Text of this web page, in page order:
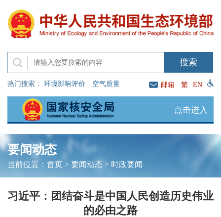
热门搜索： 环境影响评价 空气质量 邮箱 繁 EN
点击进入
要闻动态
当前位置： 首页> 要闻动态 > 时政要闻
习近平：团结奋斗是中国人民创造历史伟业
的必由之路